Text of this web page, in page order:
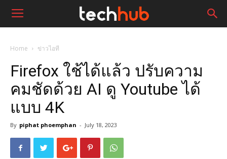
Home ข่าวไอที
Firefox ใช้ได้แล้ว ปรับความ
คมชัดด้วย AI ดู Youtube ได้
แบบ 4K
By piphat phoemphan - July 18, 2023